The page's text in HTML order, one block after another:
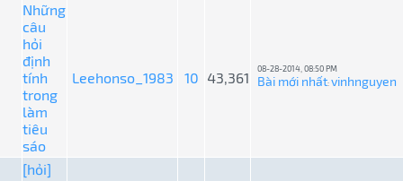
Những
câu
hỏi
định
tính
trong
làm
tiêu
sáo
Leehonso_1983 10 43,361
08-28-2014, 08:50 PM
Bài mới nhất:vinhnguyen
[hỏi]